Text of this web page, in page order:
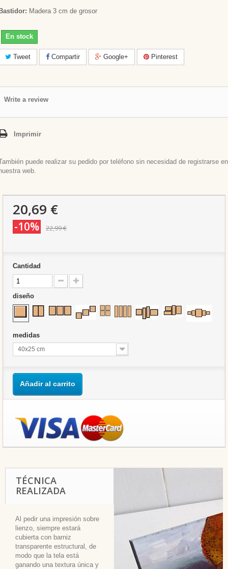
Madera 3 cm de grosor
En stock
Tweet Compartir Google+ Pinterest
Write a review
Imprimir
puede realizar su pedido por teléfono sin necesidad de registrarse en
web.
20,69 €
-10% 22,99 €
Cantidad
diseño
medidas
40x25 cm
Añadir al carrito
TÉCNICA
REALIZADA
Al pedir una impresión sobre
lienzo, siempre estará
cubierta con barniz
transparente estructural, de
modo que la tela está
ganando una textura única y